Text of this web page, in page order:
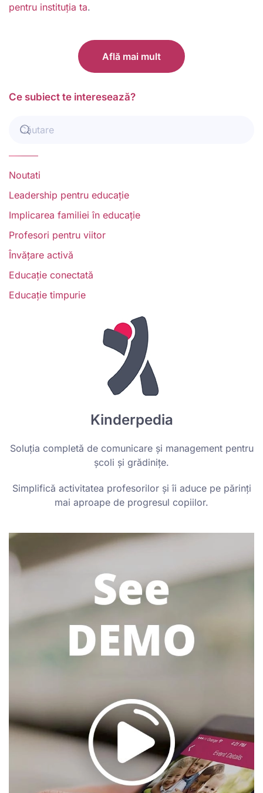
pentru instituția ta.
Află mai mult
Ce subiect te interesează?
Noutati
Leadership pentru educație
Implicarea familiei în educație
Profesori pentru viitor
Învățare activă
Educație conectată
Educație timpurie
Kinderpedia
Soluția completă de comunicare și management pentru
școli și grădinițe.
Simplifică activitatea profesorilor și îi aduce pe părinți
mai aproape de progresul copiilor.